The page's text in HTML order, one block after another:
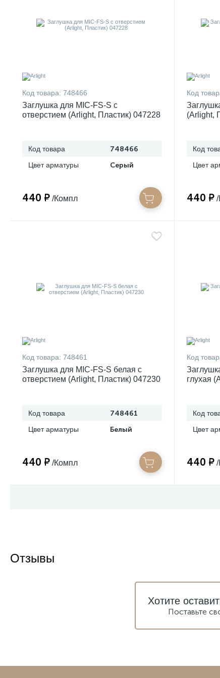
Код товара: 748466
Заглушка для MIC-FS-S с
отверстием (Arlight, Пластик) 047228
Код товара 748466
Цвет арматуры Серый
440 ₽ /Компл
Код
(Arlight,
Код
Цвет
440 ₽
Код товара: 748461
Заглушка для MIC-FS-S белая с
отверстием (Arlight, Пластик) 047230
Код товара 748461
Цвет арматуры Белый
440 ₽ /Компл
Код
глухая
Код
Цвет
440 ₽
Отзывы
Хотите
Поставьте